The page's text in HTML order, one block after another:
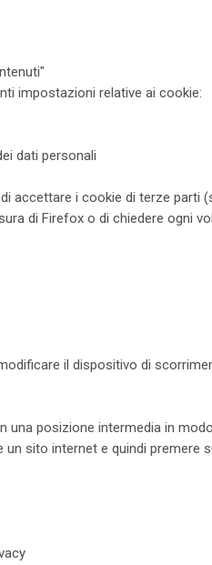
impostazioni relative ai cookie:
dati personali
accettare i cookie di terze parti
di Firefox o di chiedere ogni
il dispositivo di
una posizione intermedia in
sito internet e quindi premere